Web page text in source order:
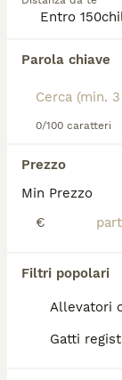
Parola chiave
0/100 caratteri
Prezzo
Min Prezzo
€
Filtri popolari
Allevatori
Gatti
Leggi lanostra
Abbiamo